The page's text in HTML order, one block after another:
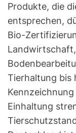
Produkte, die
entsprechen,
Bio-
Tierhaltung bis
Einhaltung